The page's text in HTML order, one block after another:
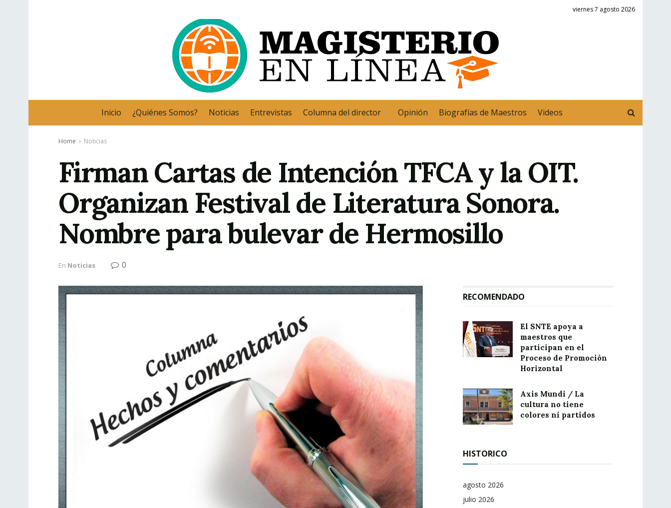
viernes 7 agosto 2026
Inicio ¿Quiénes Somos? Noticias Entrevistas Columna del director Opinión Biografías de Maestros Videos
Home Noticias
Firman Cartas de Intención TFCA y la OIT.
Organizan Festival de Literatura Sonora.
Nombre para bulevar de Hermosillo
En Noticias 0
RECOMENDADO
El SNTE apoya a
maestros que
participan en el
Proceso de Promoción
Horizontal
Axis Mundi / La
cultura no tiene
colores ni partidos
HISTORICO
agosto 2026
julio 2026